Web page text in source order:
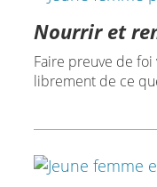
Nourrir et
Faire preuve de
librement de ce